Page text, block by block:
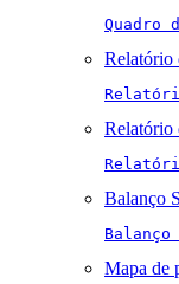
Quadro
Relatório
Relatório
Balanço
Mapa de